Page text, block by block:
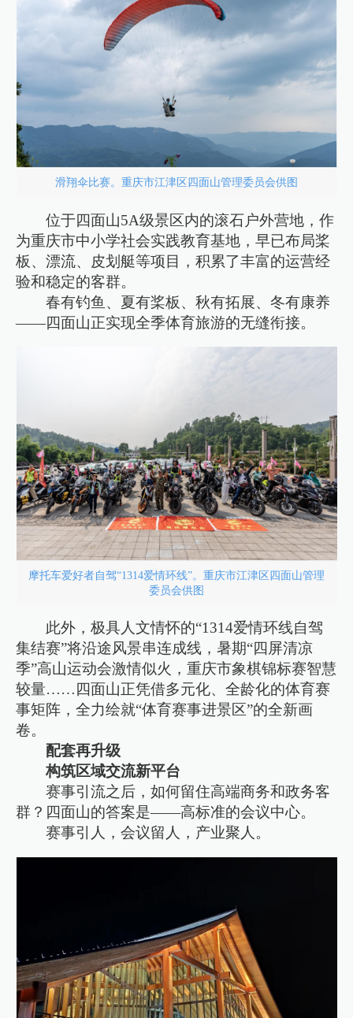
滑翔伞比赛。重庆市江津区四面山管理委员会供图
位于四面山5A级景区内的滚石户外营地，作
为重庆市中小学社会实践教育基地，早已布局桨
板、漂流、皮划艇等项目，积累了丰富的运营经
验和稳定的客群。
春有钓鱼、夏有桨板、秋有拓展、冬有康养
——四面山正实现全季体育旅游的无缝衔接。
摩托车爱好者自驾“1314爱情环线”。重庆市江津区四面山管理
委员会供图
此外，极具人文情怀的“1314爱情环线自驾
集结赛”将沿途风景串连成线，暑期“四屏清凉
季”高山运动会激情似火，重庆市象棋锦标赛智慧
较量……四面山正凭借多元化、全龄化的体育赛
事矩阵，全力绘就“体育赛事进景区”的全新画
卷。
配套再升级
构筑区域交流新平台
赛事引流之后，如何留住高端商务和政务客
群？四面山的答案是——高标准的会议中心。
赛事引人，会议留人，产业聚人。